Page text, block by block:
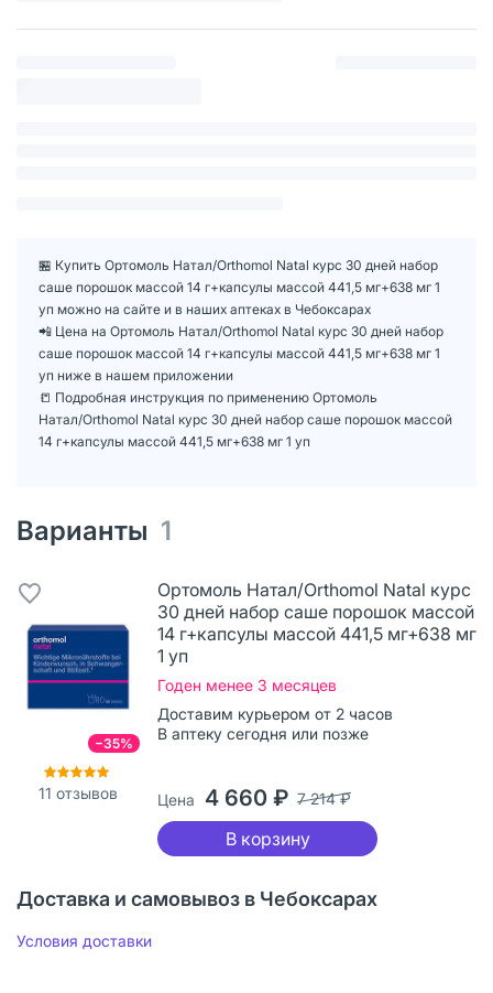
🏪 Купить Ортомоль Натал/Orthomol Natal курс 30 дней набор
саше порошок массой 14 г+капсулы массой 441,5 мг+638 мг 1
уп можно на сайте и в наших аптеках в Чебоксарах
📲 Цена на Ортомоль Натал/Orthomol Natal курс 30 дней набор
саше порошок массой 14 г+капсулы массой 441,5 мг+638 мг 1
уп ниже в нашем приложении
📒 Подробная инструкция по применению Ортомоль
Натал/Orthomol Natal курс 30 дней набор саше порошок массой
14 г+капсулы массой 441,5 мг+638 мг 1 уп
Варианты 1
−35%
11 отзывов
Ортомоль Натал/Orthomol Natal курс
30 дней набор саше порошок массой
14 г+капсулы массой 441,5 мг+638 мг
1 уп
Годен менее 3 месяцев
Доставим курьером от 2 часов
В аптеку сегодня или позже
Цена 4 660 ₽ 7 214 ₽
В корзину
Доставка и самовывоз в Чебоксарах
Условия доставки